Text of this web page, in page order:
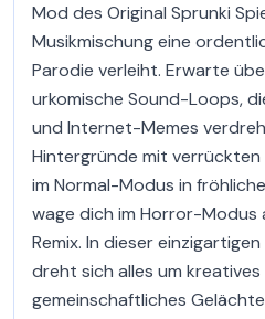
Mod des Original Sprunki
Musikmischung eine
Parodie verleiht. Erwarte
urkomische Sound-Loops,
und Internet-Memes
Hintergründe mit
im Normal-Modus in
wage dich im Horror-Modus
Remix. In dieser
dreht sich alles um kreatives
gemeinschaftliches